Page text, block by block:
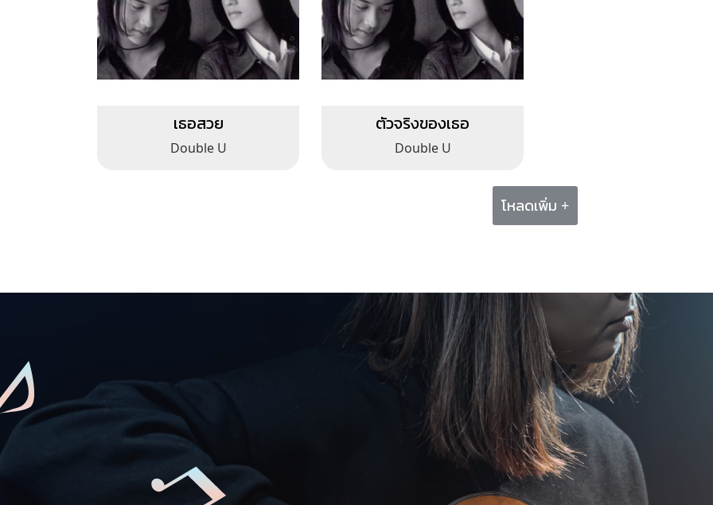
เธอสวย
Double U
ตัวจริงของเธอ
Double U
โหลดเพิ่ม +